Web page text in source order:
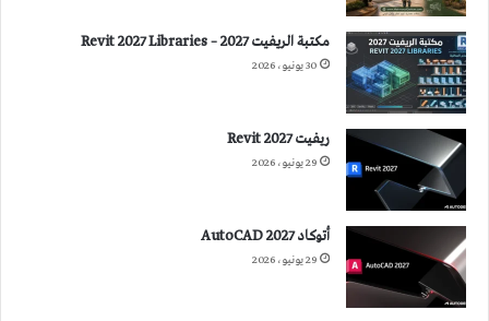
مكتبة الريفيت 2027 – Revit 2027 Libraries
30 يونيو، 2026
ريفيت 2027 Revit
29 يونيو، 2026
أتوكاد 2027 AutoCAD
29 يونيو، 2026